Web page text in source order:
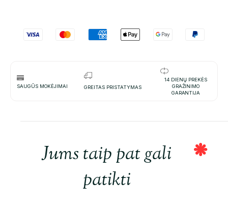
SAUGŪS MOKĖJIMAI GREITAS PRISTATYMAS
14 DIENŲ PREKĖS
GRAŽINIMO
GARANTIJA
Jums taip pat gali
patikti